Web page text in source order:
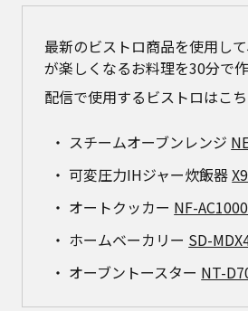
最新のビストロ商品を使用し
が楽しくなるお料理を30分で作
配信で使用するビストロはこち
スチームオーブンレンジ
可変圧力IHジャー炊飯器
オートクッカー NF-AC1000
ホームベーカリー SD-
オーブントースター NT-